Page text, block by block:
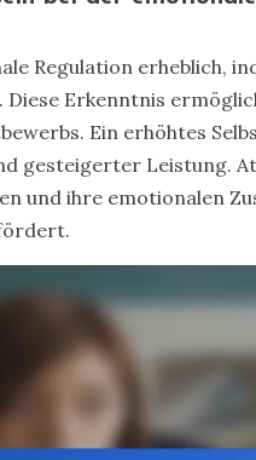
Regulation erheblich,
Erkenntnis
Ein erhöhtes
gesteigerter Leistung.
und ihre emotionalen